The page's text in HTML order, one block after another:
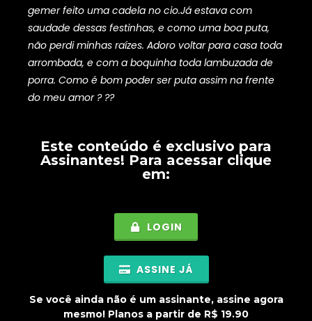
gemer feito uma cadela no cio.Já estava com
saudade dessas festinhas, e como uma boa puta,
não perdi minhas raízes. Adoro voltar para casa toda
arrombada, e com a boquinha toda lambuzada de
porra. Como é bom poder ser puta assim na frente
do meu amor ? ??
Este conteúdo é exclusivo para
Assinantes! Para acessar clique
em:
LOGIN
ASSINE JÁ
Se você ainda não é um assinante, assine agora
mesmo! Planos a partir de R$ 19.90